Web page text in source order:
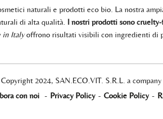
naturali e prodotti eco bio. La nostra
di alta qualità. I nostri prodotti sono
in Italyoffrono risultati visibili con ingredienti di
Copyright 2024, SAN.ECO.VIT. S.R.L. a
con noi - Privacy Policy - Cookie Policy -